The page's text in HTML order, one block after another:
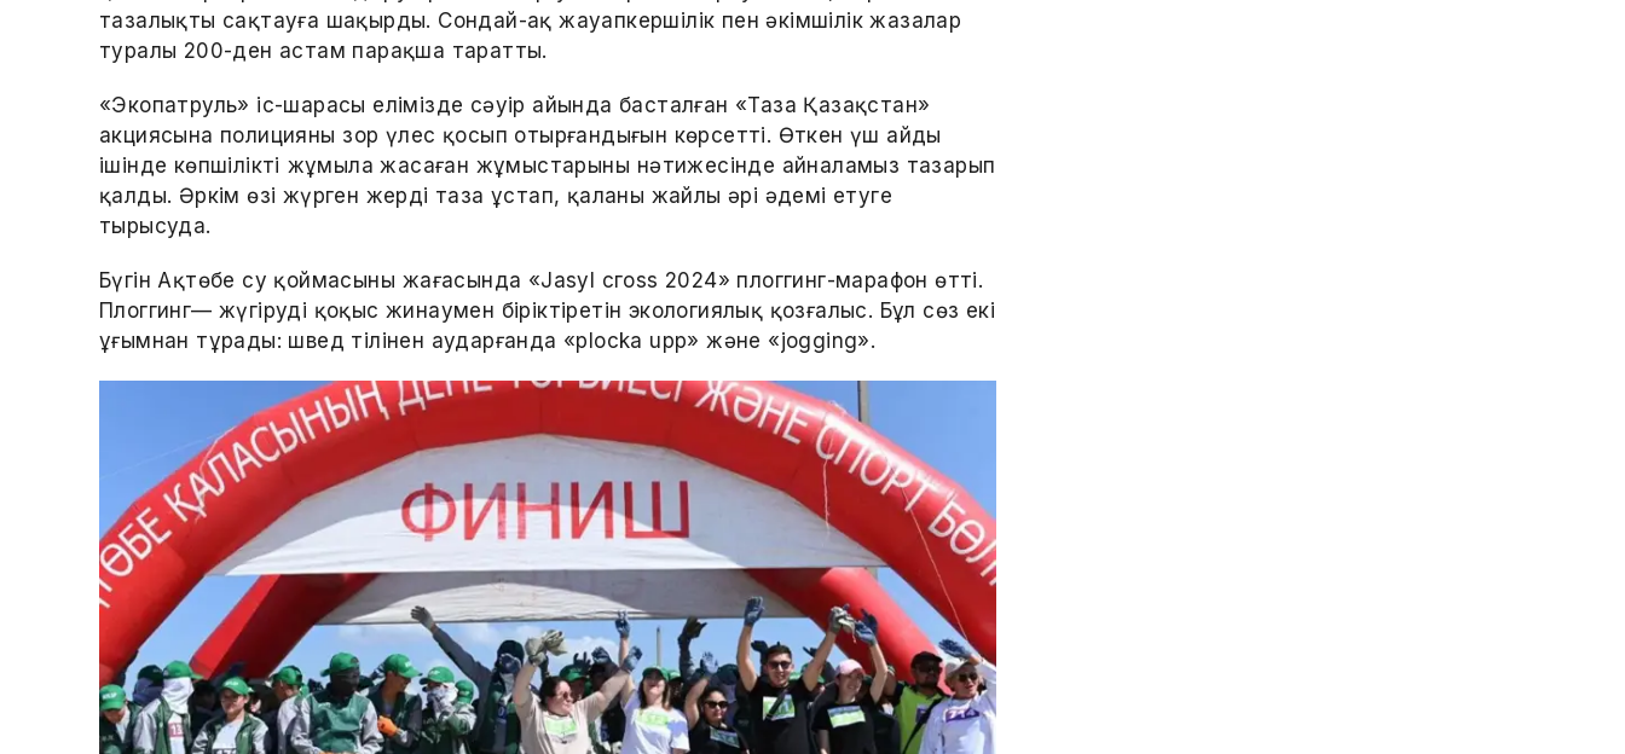
тазалықты сақтауға шақырды. Сондай-ақ жауапкершілік пен әкімшілік жазалар
туралы 200-ден астам парақша таратты.
«Экопатруль» іс-шарасы елімізде сәуір айында басталған «Таза Қазақстан»
акциясына полицияның зор үлес қосып отырғандығын көрсетті. Өткен үш айдың
ішінде көпшіліктің жұмыла жасаған жұмыстарының нәтижесінде айналамыз тазарып
қалды. Әркім өзі жүрген жерді таза ұстап, қаланы жайлы әрі әдемі етуге
тырысуда.
Бүгін Ақтөбе су қоймасының жағасында «Jasyl сгоѕѕ 2024» плоггинг-марафон өтті.
Плоггинг— жүгіруді қоқыс жинаумен біріктіретін экологиялық қозғалыс. Бұл сөз екі
ұғымнан тұрады: швед тілінен аударғанда «plocka upp» және «jogging».